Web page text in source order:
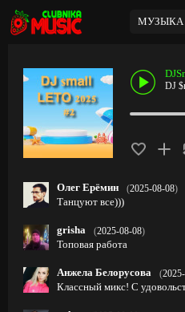
МУЗЫКА
DJ
Олег Ерёмин (2025-08-08)
Танцуют все)))
grisha (2025-08-08)
Топовая работа
Анжела Белорусова (
Классный микс! С